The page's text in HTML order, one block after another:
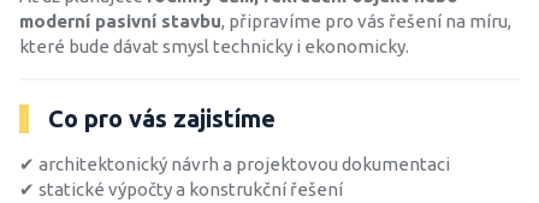
moderní pasivní stavbu, připravíme pro vás řešení na míru,
které bude dávat smysl technicky i ekonomicky.
Co pro vás zajistíme
✔ architektonický návrh a projektovou dokumentaci
✔ statické výpočty a konstrukční řešení